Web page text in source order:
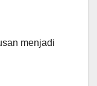
menjadi